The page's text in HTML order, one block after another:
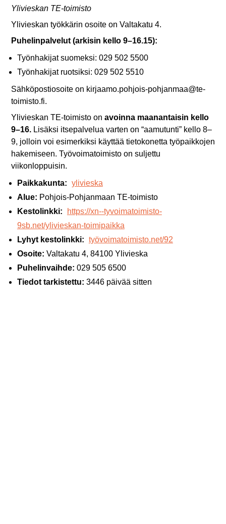
Ylivieskan TE-toimisto
Ylivieskan työkkärin osoite on Valtakatu 4.
Puhelinpalvelut (arkisin kello 9–16.15):
Työnhakijat suomeksi: 029 502 5500
Työnhakijat ruotsiksi: 029 502 5510
Sähköpostiosoite on kirjaamo.pohjois-pohjanmaa@te-
toimisto.fi.
Ylivieskan TE-toimisto on avoinna maanantaisin kello
9–16.Lisäksi itsepalvelua varten on “aamutunti” kello 8–
9, jolloin voi esimerkiksi käyttää tietokonetta työpaikkojen
hakemiseen. Työvoimatoimisto on suljettu
viikonloppuisin.
Paikkakunta: ylivieska
Alue: Pohjois-Pohjanmaan TE-toimisto
Kestolinkki:
https://xn--tyvoimatoimisto-
9sb.net/ylivieskan-toimipaikka
Lyhyt kestolinkki: työvoimatoimisto.net/92
Osoite: Valtakatu 4, 84100 Ylivieska
Puhelinvaihde: 029 505 6500
Tiedot tarkistettu: 3446 päivää sitten